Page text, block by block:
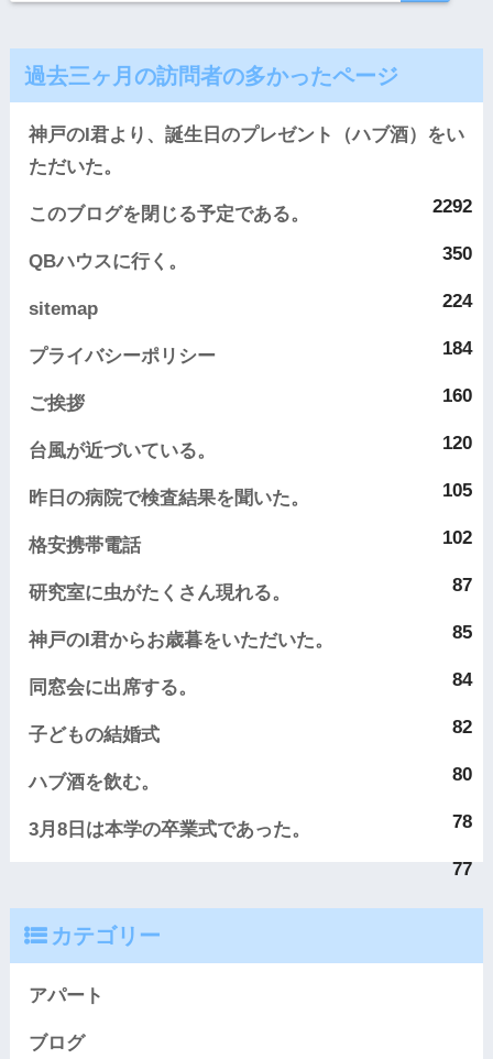
過去三ヶ月の訪問者の多かったページ
神戸のI君より、誕生日のプレゼント（ハブ酒）をい
ただいた。
2292
このブログを閉じる予定である。
350
QBハウスに行く。
224
sitemap
184
プライバシーポリシー
160
ご挨拶
120
台風が近づいている。
105
昨日の病院で検査結果を聞いた。
102
格安携帯電話
87
研究室に虫がたくさん現れる。
85
神戸のI君からお歳暮をいただいた。
84
同窓会に出席する。
82
子どもの結婚式
80
ハブ酒を飲む。
78
3月8日は本学の卒業式であった。
77
カテゴリー
アパート
ブログ